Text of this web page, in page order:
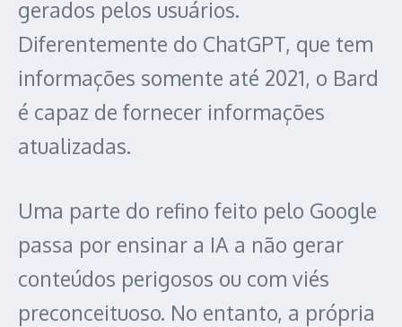
gerados pelos usuários.
Diferentemente do ChatGPT, que tem
informações somente até 2021, o Bard
é capaz de fornecer informações
atualizadas.
Uma parte do refino feito pelo Google
passa por ensinar a IA a não gerar
conteúdos perigosos ou com viés
preconceituoso. No entanto, a própria